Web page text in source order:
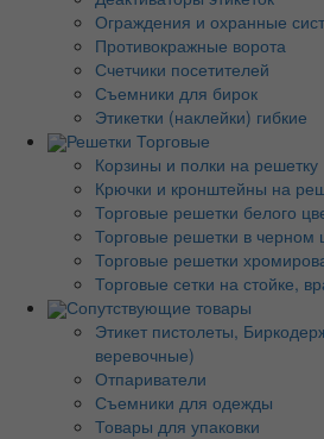
Ограждения и охранные
Противокражные ворота
Счетчики посетителей
Съемники для бирок
Этикетки (наклейки) гибкие
Решетки Торговые
Корзины и полки на решетку
Крючки и кронштейны на
Торговые решетки белого
Торговые решетки в черном
Торговые решетки
Торговые сетки на стойке,
Сопутствующие товары
Этикет пистолеты,
веревочные)
Отпариватели
Съемники для одежды
Товары для упаковки